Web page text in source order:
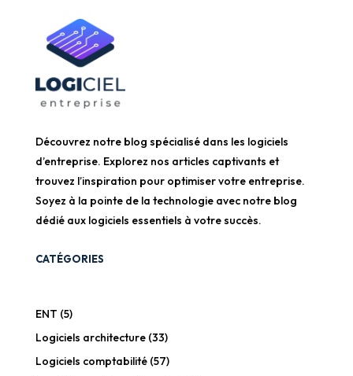
Découvrez notre blog spécialisé dans les logiciels
d’entreprise. Explorez nos articles captivants et
trouvez l’inspiration pour optimiser votre entreprise.
Soyez à la pointe de la technologie avec notre blog
dédié aux logiciels essentiels à votre succès.
CATÉGORIES
ENT (5)
Logiciels architecture(33)
Logiciels comptabilité(57)